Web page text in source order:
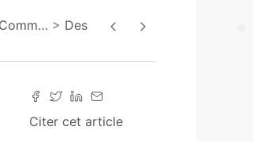
…
Des
Citer cet article